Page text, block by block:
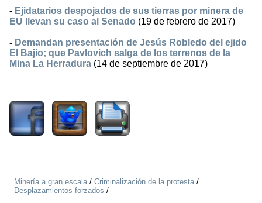
- Ejidatarios despojados de sus tierras por minera de
EU llevan su caso al Senado (19 de febrero de 2017)
- Demandan presentación de Jesús Robledo del ejido
El Bajío; que Pavlovich salga de los terrenos de la
Mina La Herradura (14 de septiembre de 2017)
Minería a gran escala/ Criminalización de la protesta/
Desplazamientos forzados /